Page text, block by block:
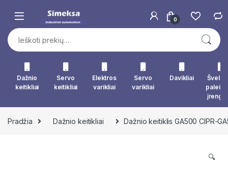
0
Ieškoti:
Dažnio
keitikliai
Servo
keitikliai
Elektros
varikliai
Servo
varikliai
Davikliai
Pradžia Dažnio keitikliai Dažnio keitiklis GA500 CIPR-
🔍